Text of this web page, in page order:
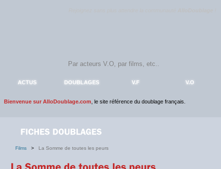
ACTUS DOUBLAGES V.F V.O
Bienvenue sur AlloDoublage.com , le site référence du doublage français.
Films > La Somme de toutes les peurs